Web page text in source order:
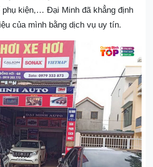
phụ kiện,… Đại Minh đã khẳng định
của mình bằng dịch vụ uy tín.